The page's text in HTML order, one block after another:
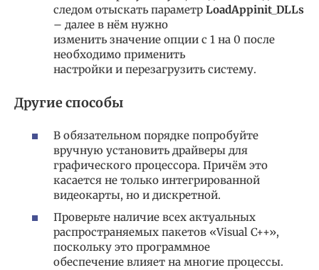
следом отыскать параметр LoadAppinit_DLLs
– далее в нём нужно
изменить значение опции с 1 на 0 после
необходимо применить
настройки и перезагрузить систему.
Другие способы
В обязательном порядке попробуйте
вручную установить драйверы для
графического процессора. Причём это
касается не только интегрированной
видеокарты, но и дискретной.
Проверьте наличие всех актуальных
распространяемых пакетов «Visual C++»,
поскольку это программное
обеспечение влияет на многие процессы.